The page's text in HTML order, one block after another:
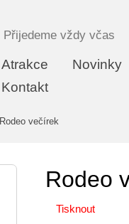
Atrakce
Novinky
Kontakt
Přijedeme vždy včas
Rodeo večírek
Rodeo
Tisknout